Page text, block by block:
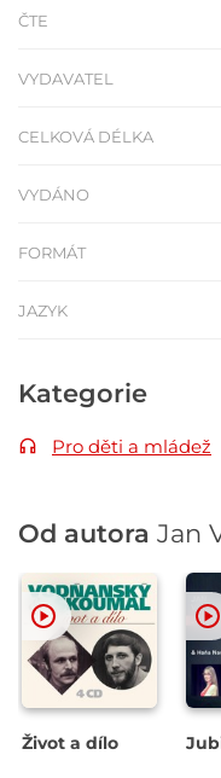
ČTE
VYDAVATEL
CELKOVÁ DÉLKA
VYDÁNO
FORMÁT
JAZYK
Kategorie
Pro děti a mládež
Od autora Jan
Život a dílo